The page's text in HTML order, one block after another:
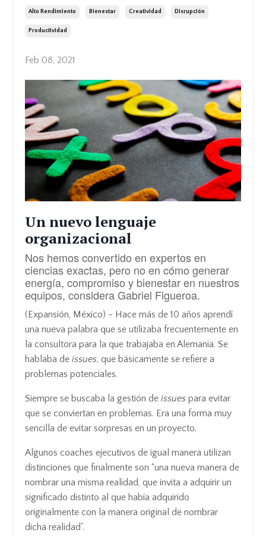
Alto Rendimiento Bienestar Creatividad Disrupción
Productividad
Feb 08, 2021
Un nuevo lenguaje
organizacional
Nos hemos convertido en expertos en
ciencias exactas, pero no en cómo generar
energía, compromiso y bienestar en nuestros
equipos, considera Gabriel Figueroa.
(Expansión, México) - Hace más de 10 años aprendí
una nueva palabra que se utilizaba frecuentemente en
la consultora para la que trabajaba en Alemania. Se
hablaba de issues, que básicamente se refiere a
problemas potenciales.
Siempre se buscaba la gestión de issues para evitar
que se conviertan en problemas. Era una forma muy
sencilla de evitar sorpresas en un proyecto.
Algunos coaches ejecutivos de igual manera utilizan
distinciones que finalmente son “una nueva manera de
nombrar una misma realidad, que invita a adquirir un
significado distinto al que había adquirido
originalmente con la manera original de nombrar
dicha realidad”.